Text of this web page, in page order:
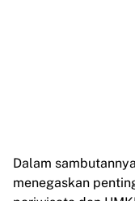
Dalam
menegaskan